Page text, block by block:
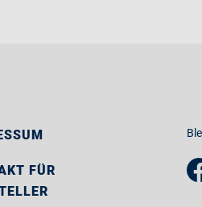
FÜR